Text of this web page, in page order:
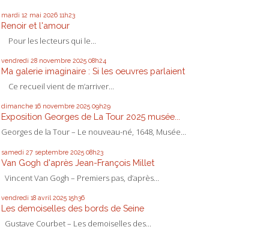
mardi 12 mai 2026 11h23
Renoir et l'amour
Pour les lecteurs qui le...
vendredi 28 novembre 2025 08h24
Ma galerie imaginaire : Si les oeuvres parlaient
Ce recueil vient de m’arriver...
dimanche 16 novembre 2025 09h29
Exposition Georges de La Tour 2025 musée...
Georges de la Tour – Le nouveau-né, 1648, Musée...
samedi 27 septembre 2025 08h23
Van Gogh d'après Jean-François Millet
Vincent Van Gogh – Premiers pas, d’après...
vendredi 18 avril 2025 15h36
Les demoiselles des bords de Seine
Gustave Courbet – Les demoiselles des...